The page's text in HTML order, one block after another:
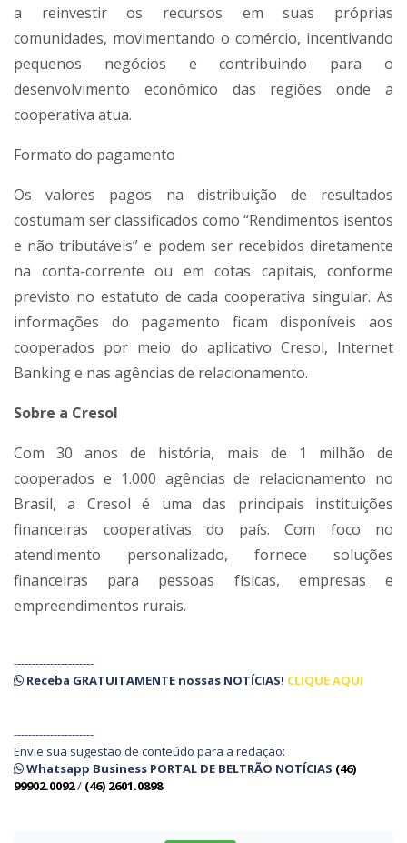
a reinvestir os recursos em suas próprias
comunidades, movimentando o comércio, incentivando
pequenos negócios e contribuindo para o
desenvolvimento econômico das regiões onde a
cooperativa atua.
Formato do pagamento
Os valores pagos na distribuição de resultados
costumam ser classificados como “Rendimentos isentos
e não tributáveis” e podem ser recebidos diretamente
na conta-corrente ou em cotas capitais, conforme
previsto no estatuto de cada cooperativa singular. As
informações do pagamento ficam disponíveis aos
cooperados por meio do aplicativo Cresol, Internet
Banking e nas agências de relacionamento.
Sobre a Cresol
Com 30 anos de história, mais de 1 milhão de
cooperados e 1.000 agências de relacionamento no
Brasil, a Cresol é uma das principais instituições
financeiras cooperativas do país. Com foco no
atendimento personalizado, fornece soluções
financeiras para pessoas físicas, empresas e
empreendimentos rurais.
----------------------
Receba GRATUITAMENTE nossas NOTÍCIAS! CLIQUE AQUI
----------------------
Envie sua sugestão de conteúdo para a redação:
Whatsapp Business PORTAL DE BELTRÃO NOTÍCIAS (46)
99902.0092/ (46) 2601.0898